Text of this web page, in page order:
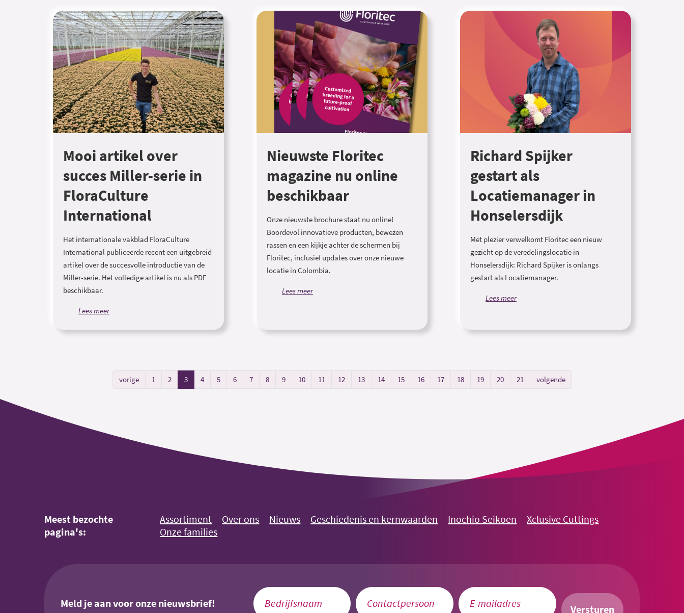
Mooi artikel over
succes Miller-serie in
FloraCulture
International
Het internationale vakblad FloraCulture
International publiceerde recent een uitgebreid
artikel over de succesvolle introductie van de
Miller-serie. Het volledige artikel is nu als PDF
beschikbaar.
Lees meer
Nieuwste Floritec
magazine nu online
beschikbaar
Onze nieuwste brochure staat nu online!
Boordevol innovatieve producten, bewezen
rassen en een kijkje achter de schermen bij
Floritec, inclusief updates over onze nieuwe
locatie in Colombia.
Lees meer
Richard Spijker
gestart als
Locatiemanager in
Honselersdijk
Met plezier verwelkomt Floritec een nieuw
gezicht op de veredelingslocatie in
Honselersdijk: Richard Spijker is onlangs
gestart als Locatiemanager.
Lees meer
vorige 1 2 3 4 5 6 7 8 9 10 11 12 13 14 15 16 17 18 19 20 21 volgende
Meest bezochte
pagina's:
Assortiment Over ons Nieuws Geschiedenis en kernwaarden Inochio Seikoen
Xclusive Cuttings
Onze families
Meld je aan voor onze nieuwsbrief! Versturen